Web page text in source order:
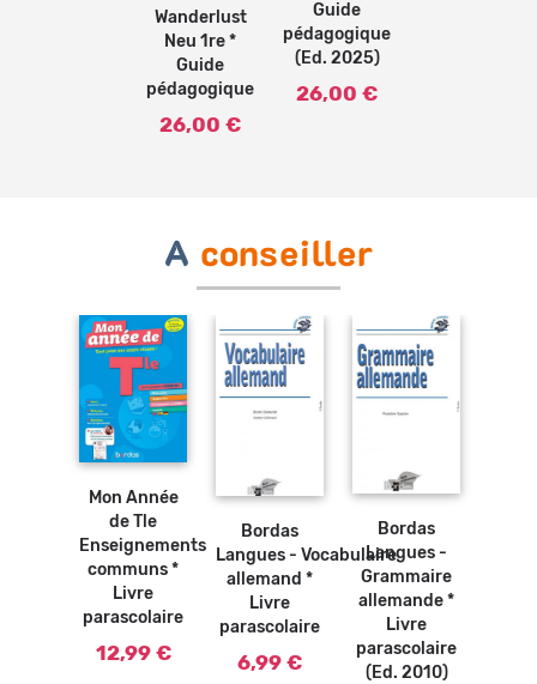
Wanderlust
Neu 1re *
Guide
pédagogique
26,00 €
Guide
pédagogique
(Ed. 2025)
26,00 €
A conseiller
Ajouter
au
Mon Année
de Tle
Enseignements
communs *
Livre
parascolaire
12,99 €
Ajouter
au
Bordas
Langues - Vocabulaire
allemand *
Livre
parascolaire
6,99 €
Ajouter
au
Bordas
Langues -
Grammaire
allemande *
Livre
parascolaire
(Ed. 2010)